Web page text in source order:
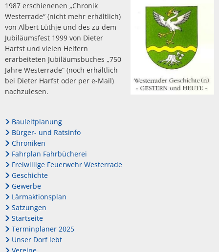
1987 erschienenen „Chronik
Westerrade“ (nicht mehr erhältlich)
von Albert Lüthje und des zu dem
Jubiläumsfest 1999 von Dieter
Harfst und vielen Helfern
erarbeiteten Jubiläumsbuches „750
Jahre Westerrade“ (noch erhältlich
bei Dieter Harfst oder per e-Mail)
nachzulesen.
Bauleitplanung
Bürger- und Ratsinfo
Chroniken
Fahrplan Fahrbücherei
Freiwillige Feuerwehr Westerrade
Geschichte
Gewerbe
Lärmaktionsplan
Satzungen
Startseite
Terminplaner 2025
Unser Dorf lebt